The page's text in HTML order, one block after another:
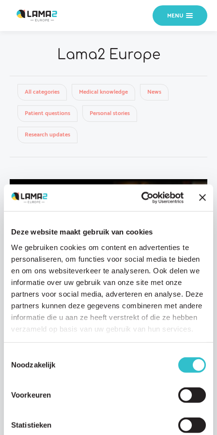
Deze website maakt gebruik van cookies
We gebruiken cookies om content en advertenties te
personaliseren, om functies voor social media te bieden
en om ons websiteverkeer te analyseren. Ook delen we
informatie over uw gebruik van onze site met onze
partners voor social media, adverteren en analyse. Deze
partners kunnen deze gegevens combineren met andere
informatie die u aan ze heeft verstrekt of die ze hebben
verzameld op basis van uw gebruik van hun services.
Noodzakelijk
Voorkeuren
Statistieken
MENU
Lama2 Europe
All categories Medical knowledge News
Patient questions Personal stories
Research updates
Personal stories
31 DECEMBER 2023
The inspiring stories of Mo and Hidde
Meet 25-year-old Mo and 16-year-old Hidde from The Netherlands,
Read article